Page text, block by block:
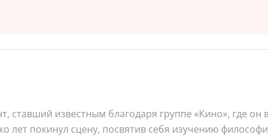
известным благодаря группе «Кино», где он
лет покинул сцену, посвятив себя изучению